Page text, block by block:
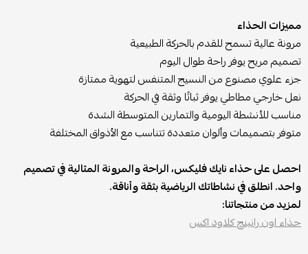
مميزات الحذاء
مرونة عالية تسمح للقدم بالحركة الطبيعية
تصميم مريح يوفر راحة طوال اليوم
جزء علوي مصنوع من النسيج المتنفس لتهوية ممتازة
نعل خارجي مطاطي يوفر ثباتًا وثقة في الحركة
مناسب للأنشطة اليومية والتمارين المتوسطة الشدة
متوفر بتصميمات وألوان متعددة تتناسب مع الأذواق المختلفة
احصل على حذاء نايك فليكس، الراحة والمرونة المثالية في تصميم
واحد. انطلق في نشاطاتك الرياضية بثقة وأناقة.
لمزيد من منتجاتنا:
حذاء اون رانينج كلاود اكس